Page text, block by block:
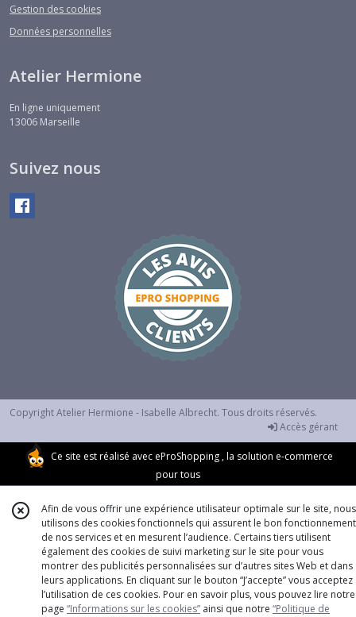
Vichy
(6)
Tissus
(6)
à
(4)
Gestion des cookies
Données personnelles
Atelier Hermione
En ligne uniquement
13006 Marseille
Suivez nous
Copyright Atelier Hermione - Isabelle Albrecht. Tous droits réservés.
Accès gérant
Ce site est réalisé avec eProShopping , la solution e-commerce
pour tous
Afin de vous offrir une expérience utilisateur optimale sur le site, nous
utilisons des cookies fonctionnels qui assurent le bon fonctionnement
de nos services et en mesurent l’audience. Certains tiers utilisent
également des cookies de suivi marketing sur le site pour vous
montrer des publicités personnalisées sur d’autres sites Web et dans
leurs applications. En cliquant sur le bouton “J’accepte” vous acceptez
l’utilisation de ces cookies. Pour en savoir plus, vous pouvez lire notre
page “Informations sur les cookies” ainsi que notre “Politique de